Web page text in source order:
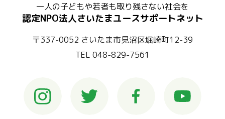
一人の子どもや若者も取り残さない社会を
認定NPO法人さいたまユースサポートネット
〒337-0052 さいたま市見沼区堀崎町12-39
TEL 048-829-7561